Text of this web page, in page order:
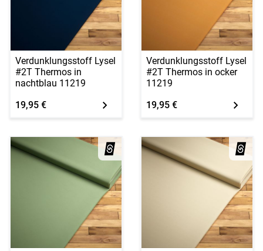
Verdunklungsstoff Lysel
#2T Thermos in
nachtblau 11219
19,95 €
Verdunklungsstoff Lysel
#2T Thermos in ocker
11219
19,95 €